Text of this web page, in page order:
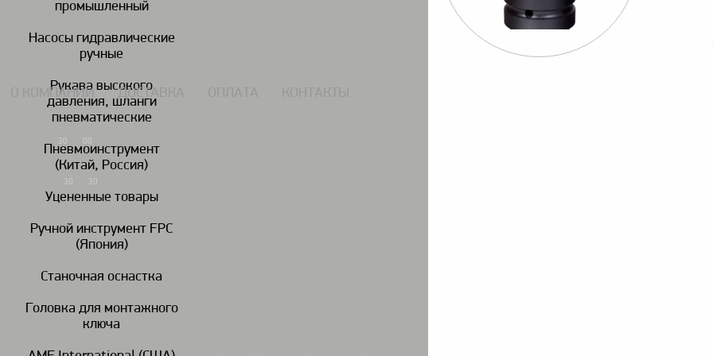
117434, г. Москва, Дмитровское шоссе 13, пом. 7 ЖК Дыхание.
промышленный
Насосы гидравлические
ручные
Рукава высокого
давления, шланги
пневматические
Пневмоинструмент
(Китай, Россия)
Уцененные товары
Ручной инструмент FPC
(Япония)
Станочная оснастка
Головка для монтажного
ключа
(495) 924-55-33
Пн-Чт: 0930-18 00
(495) 924-55-30
30 30
Гайковереты
пневматические
Головки ударные / удлинители/шарниры/переходники
О КОМПАНИИ ДОСТАВКА